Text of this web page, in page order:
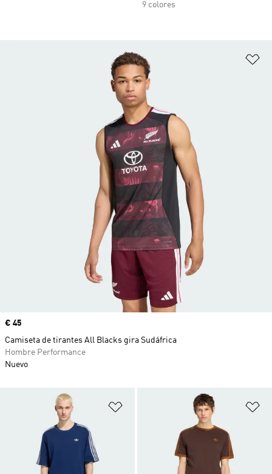
9 colores
Añadir a la lista de deseos
Precio
€ 45
Camiseta de tirantes All Blacks gira Sudáfrica
Hombre Performance
Nuevo